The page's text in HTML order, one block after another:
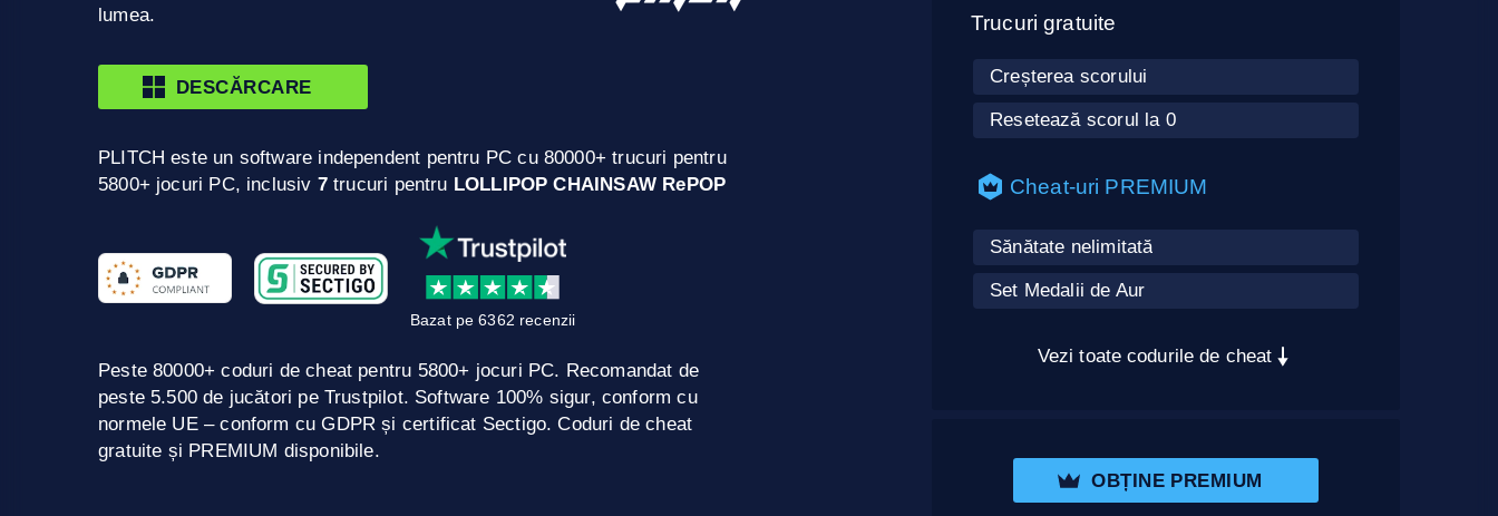
lumea.
DESCĂRCARE
PLITCH este un software independent pentru PC cu 80000+ trucuri pentru
5800+ jocuri PC, inclusiv 7trucuri pentru LOLLIPOP CHAINSAW RePOP
Bazat pe 6362 recenzii
Peste 80000+ coduri de cheat pentru 5800+ jocuri PC. Recomandat de
peste 5.500 de jucători pe Trustpilot. Software 100% sigur, conform cu
normele UE – conform cu GDPR și certificat Sectigo. Coduri de cheat
gratuite și PREMIUM disponibile.
Trucuri gratuite
Creșterea scorului
Resetează scorul la 0
Cheat-uri PREMIUM
Sănătate nelimitată
Set Medalii de Aur
Vezi toate codurile de cheat
OBȚINE PREMIUM